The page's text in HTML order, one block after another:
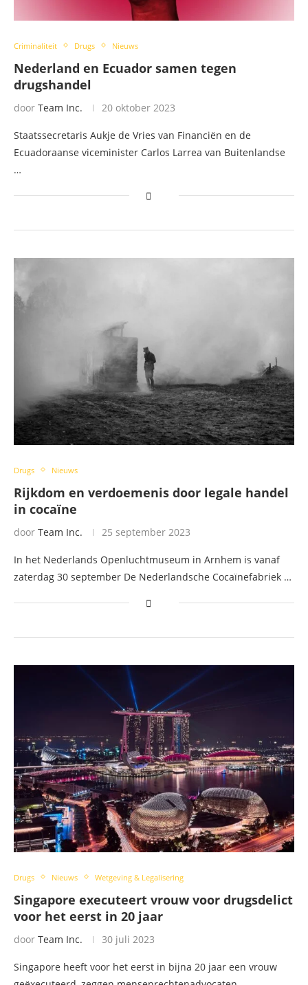
Criminaliteit Drugs Nieuws
Nederland en Ecuador samen tegen
drugshandel
door Team Inc. 20 oktober 2023
Staatssecretaris Aukje de Vries van Financiën en de
Ecuadoraanse viceminister Carlos Larrea van Buitenlandse
…
Drugs Nieuws
Rijkdom en verdoemenis door legale handel
in cocaïne
door Team Inc. 25 september 2023
In het Nederlands Openluchtmuseum in Arnhem is vanaf
zaterdag 30 september De Nederlandsche Cocaïnefabriek …
Drugs Nieuws Wetgeving & Legalisering
Singapore executeert vrouw voor drugsdelict
voor het eerst in 20 jaar
door Team Inc. 30 juli 2023
Singapore heeft voor het eerst in bijna 20 jaar een vrouw